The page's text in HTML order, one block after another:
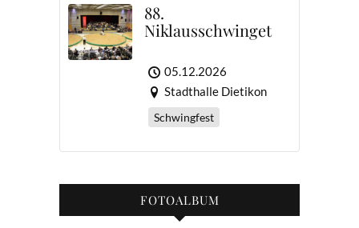
88.
Niklausschwinget
05.12.2026
Stadthalle Dietikon
Schwingfest
FOTOALBUM